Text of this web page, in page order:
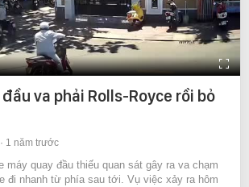
va phải Rolls-Royce rồi bỏ
1 năm trước
máy quay đầu thiếu quan sát gây ra va chạm
đi nhanh từ phía sau tới. Vụ việc xảy ra hôm